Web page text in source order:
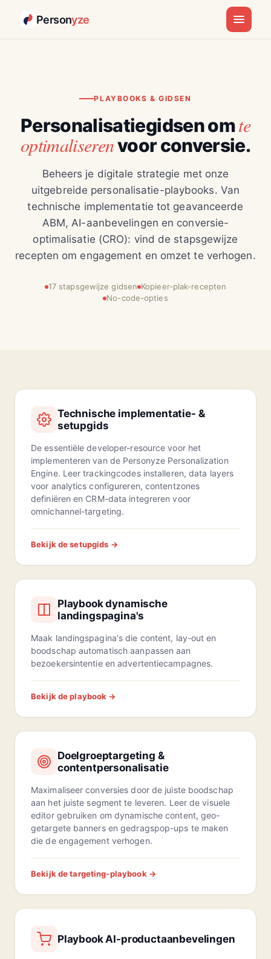
Personyze
PLAYBOOKS & GIDSEN
Personalisatiegidsen omte
optimaliserenvoor conversie.
Beheers je digitale strategie met onze
uitgebreide personalisatie-playbooks. Van
technische implementatie tot geavanceerde
ABM, AI-aanbevelingen en conversie-
optimalisatie (CRO): vind de stapsgewijze
recepten om engagement en omzet te verhogen.
17 stapsgewijze gidsen Kopieer-plak-recepten
No-code-opties
Technische implementatie- &
setupgids
De essentiële developer-resource voor het
implementeren van de Personyze Personalization
Engine. Leer trackingcodes installeren, data layers
voor analytics configureren, contentzones
definiëren en CRM-data integreren voor
omnichannel-targeting.
Bekijk de setupgids →
Playbook dynamische
landingspagina's
Maak landingspagina's die content, lay-out en
boodschap automatisch aanpassen aan
bezoekersintentie en advertentiecampagnes.
Bekijk de playbook →
Doelgroeptargeting &
contentpersonalisatie
Maximaliseer conversies door de juiste boodschap
aan het juiste segment te leveren. Leer de visuele
editor gebruiken om dynamische content, geo-
getargete banners en gedragspop-ups te maken
die de engagement verhogen.
Bekijk de targeting-playbook →
Playbook AI-productaanbevelingen